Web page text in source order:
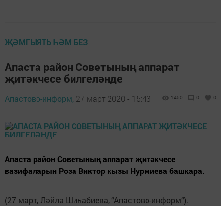
ҖӘМГЫЯТЬ ҺӘМ БЕЗ
Апаста район Советының аппарат
җитәкчесе билгеләнде
Апастово-информ, 27 март 2020 - 15:43 1450 0 0
Апаста район Советының аппарат җитәкчесе
вазифаларын Роза Виктор кызы Нурмиева башкара.
(27 март, Ләйлә Шиһабиева, “Апастово-информ“).